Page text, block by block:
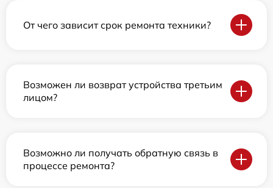
От чего зависит срок ремонта техники?
Возможен ли возврат устройства третьим
лицом?
Возможно ли получать обратную связь в
процессе ремонта?